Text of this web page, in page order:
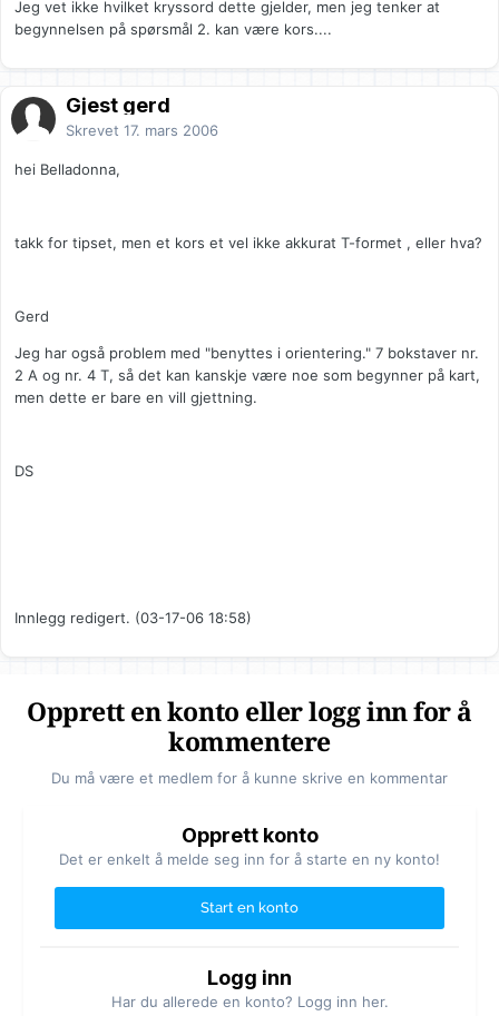
Jeg vet ikke hvilket kryssord dette gjelder, men jeg tenker at
begynnelsen på spørsmål 2. kan være kors....
Gjest gerd
Skrevet 17. mars 2006
hei Belladonna,
takk for tipset, men et kors et vel ikke akkurat T-formet , eller hva?
Gerd
Jeg har også problem med "benyttes i orientering." 7 bokstaver nr.
2 A og nr. 4 T, så det kan kanskje være noe som begynner på kart,
men dette er bare en vill gjettning.
DS
Innlegg redigert. (03-17-06 18:58)
Opprett en konto eller logg inn for å
kommentere
Du må være et medlem for å kunne skrive en kommentar
Opprett konto
Det er enkelt å melde seg inn for å starte en ny konto!
Start en konto
Logg inn
Har du allerede en konto? Logg inn her.